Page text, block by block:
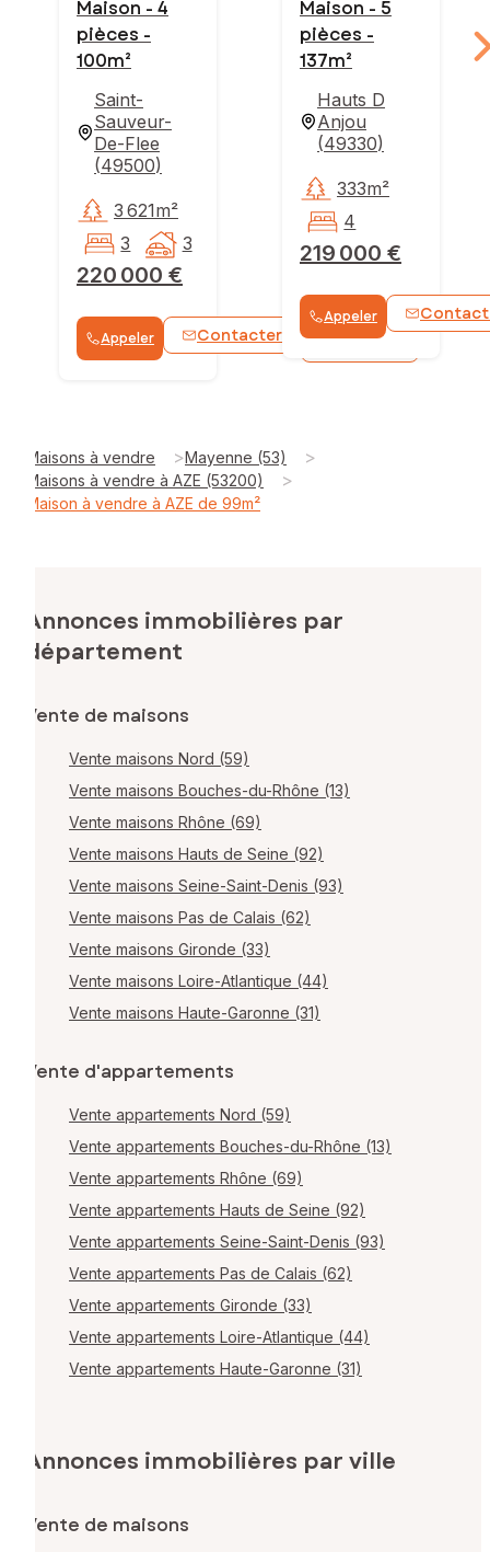
Maison - 4
pièces -
100m²
Saint-
Sauveur-
De-Flee
(49500)
220 000 €
3 621m²
3
3
Appeler Contacter WhatsApp
Maison - 5
pièces -
137m²
Hauts D
Anjou
(49330)
219 000 €
333m²
4
Appeler
Maisons à vendre >Mayenne (53) >
Maisons à vendre à AZE (53200) >
Maison à vendre à AZE de 99m²
Annonces immobilières par
département
Vente de maisons
Vente maisons Nord (59)
Vente maisons Bouches-du-Rhône (13)
Vente maisons Rhône (69)
Vente maisons Hauts de Seine (92)
Vente maisons Seine-Saint-Denis (93)
Vente maisons Pas de Calais (62)
Vente maisons Gironde (33)
Vente maisons Loire-Atlantique (44)
Vente maisons Haute-Garonne (31)
Vente d'appartements
Vente appartements Nord (59)
Vente appartements Bouches-du-Rhône (13)
Vente appartements Rhône (69)
Vente appartements Hauts de Seine (92)
Vente appartements Seine-Saint-Denis (93)
Vente appartements Pas de Calais (62)
Vente appartements Gironde (33)
Vente appartements Loire-Atlantique (44)
Vente appartements Haute-Garonne (31)
Annonces immobilières par ville
Vente de maisons